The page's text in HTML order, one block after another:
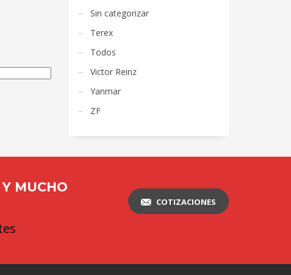
Sin categorizar
Terex
Todos
Victor Reinz
Yanmar
ZF
MUCHO
COTIZACIONES